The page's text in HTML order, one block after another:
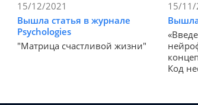
15/12/2021
Вышла статья в журнале
Psychologies
"Матрица счастливой жизни"
15/11/
Вышла
Код